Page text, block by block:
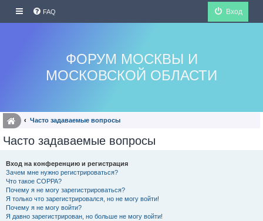
FAQ Вход
ФОРУМ МОСКВЫ И
МОСКОВСКОЙ ОБЛАСТИ
Часто задаваемые вопросы
Часто задаваемые вопросы
Вход на конференцию и регистрация
Зачем мне нужно регистрироваться?
Что такое COPPA?
Почему я не могу зарегистрироваться?
Я только что зарегистрировался, но не могу войти!
Почему я не могу войти?
Я давно зарегистрирован, но больше не могу войти!